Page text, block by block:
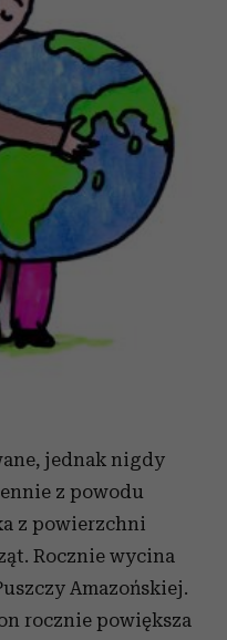
jednak nigdy
z powodu
z powierzchni
Rocznie wycina
Amazońskiej.
rocznie powiększa